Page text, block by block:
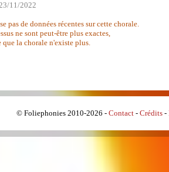
11/2022
pas de données récentes sur cette chorale.
ne sont peut-être plus exactes,
que la chorale n'existe plus.
© Foliephonies 2010-2026 - Contact- Crédits-